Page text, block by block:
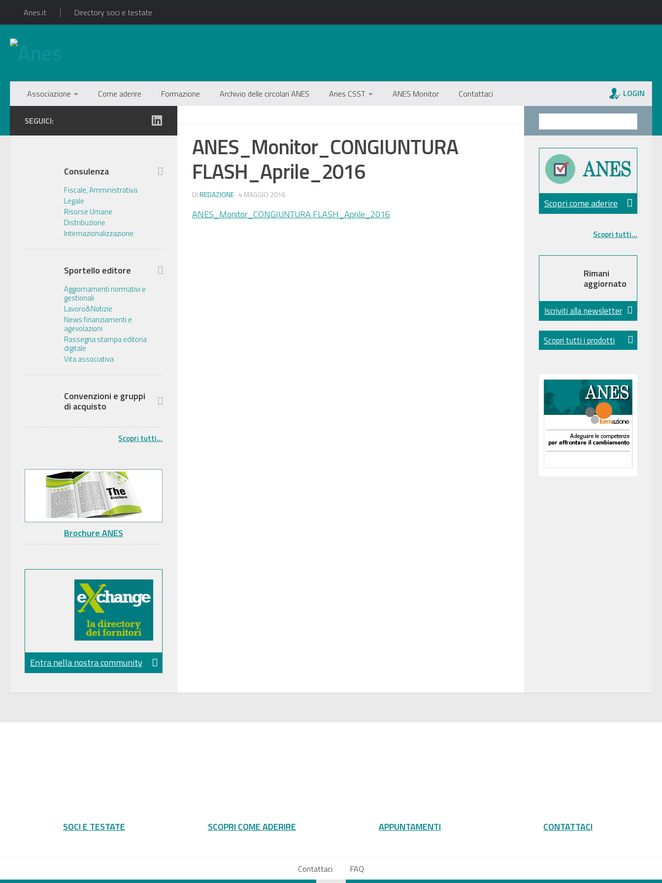
Anes.it Directory soci e testate
LOGIN
Associazione Come aderire Formazione Archivio delle circolari ANES Anes CSST ANES Monitor Contattaci
ANES_Monitor_CONGIUNTURA
FLASH_Aprile_2016
DIREDAZIONE· 4 MAGGIO 2016
ANES_Monitor_CONGIUNTURA FLASH_Aprile_2016
SEGUICI:
Consulenza
Fiscale, Amministrativa
Legale
Risorse Umane
Distribuzione
Internazionalizzazione
Sportello editore
Aggiornamenti normativi e
gestionali
Lavoro&Notizie
News finanziamenti e
agevolazioni
Rassegna stampa editoria
digitale
Vita associativa
Convenzioni e gruppi
di acquisto
Scopri tutti...
Brochure ANES
Entra nella nostra community
Scopri come aderire
Scopri tutti...
Rimani
aggiornato
Iscriviti alla newsletter
Scopri tutti i prodotti
SOCI E TESTATE SCOPRI COME ADERIRE APPUNTAMENTI CONTATTACI
Contattaci FAQ